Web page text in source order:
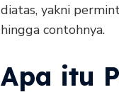
diatas, yakni
hingga contohnya.
Apa itu